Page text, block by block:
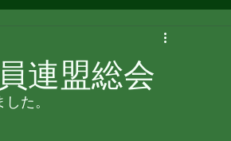
連盟総会
た。